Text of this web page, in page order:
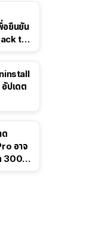
อยืนยัน
to
ปเดต
ด
อาจ
300